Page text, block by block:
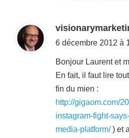
6 décembre 2012 à
Bonjour Laurent et
En fait, il faut lire
fin du mien :
http://gigaom.com/
instagram-fight-
media-platform/) et